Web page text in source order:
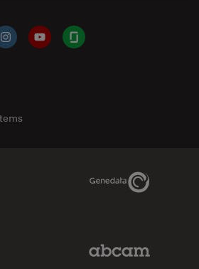
InstagramYouTubeGlassdoor
Genedata Link